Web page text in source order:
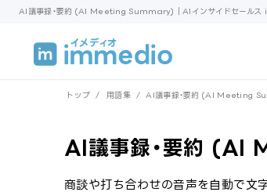
AI議事録・要約 (AI Meeting Summary)｜AIインサイドセールス
トップ / 用語集 / AI議事録・要約 (AI Meeting
AI議事録・要約
商談や打ち合わせの音声を自動で文